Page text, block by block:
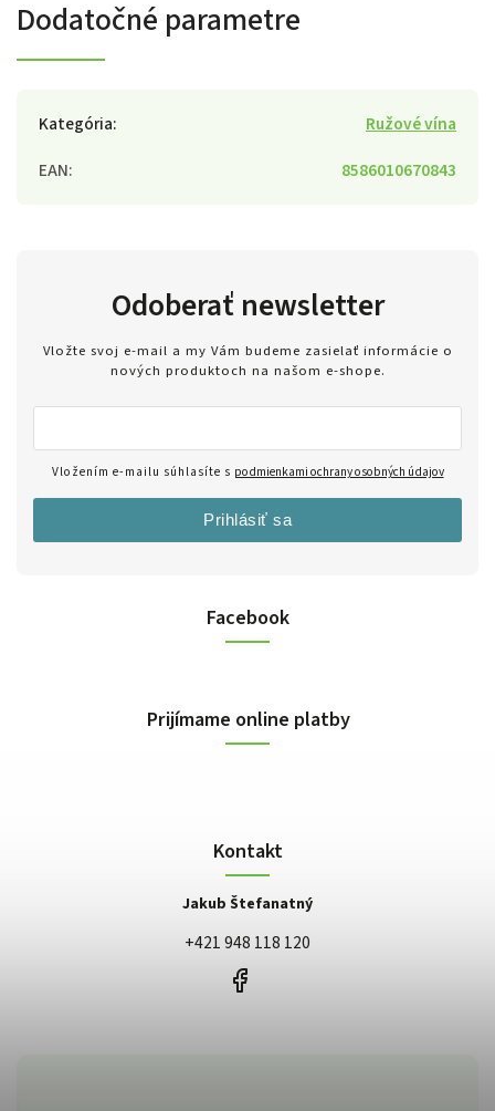
Dodatočné parametre
Kategória:
Ružové vína
EAN: 8586010670843
Facebook
Prijímame online platby
Kontakt
Jakub Štefanatný
+421 948 118 120
Odoberať newsletter
Vložte svoj e-mail a my Vám budeme zasielať informácie o
nových produktoch na našom e-shope.
Vložením e-mailu súhlasíte s podmienkami ochrany osobných údajov
Prihlásiť sa